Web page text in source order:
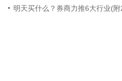
明天买什么？券商力推6大行业(附